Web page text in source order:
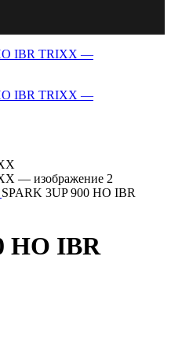
SPARK 3UP 900 HO IBR
HO IBR